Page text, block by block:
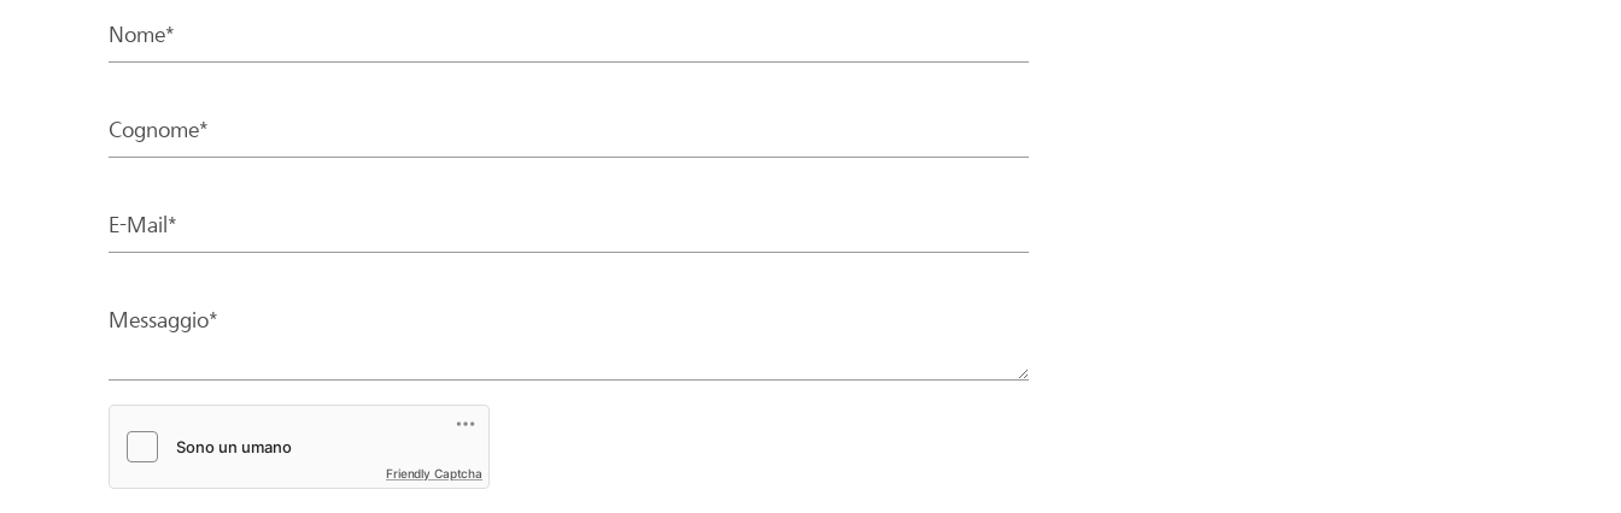
Nome*
Cognome*
E-Mail*
Messaggio*
Friendly Captcha